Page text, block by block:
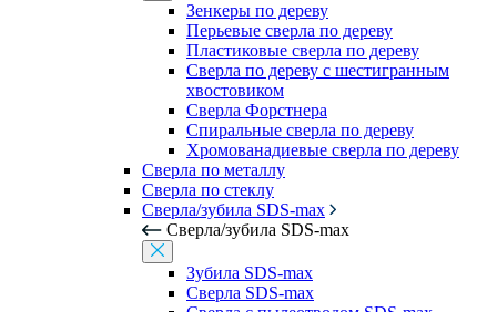
Зенкеры по дереву
Перьевые сверла по дереву
Пластиковые сверла по дереву
Сверла по дереву с шестигранным
хвостовиком
Сверла Форстнера
Спиральные сверла по дереву
Хромованадиевые сверла по дереву
Сверла по металлу
Сверла по стеклу
Сверла/зубила SDS-max
Сверла/зубила SDS-max
Зубила SDS-max
Сверла SDS-max